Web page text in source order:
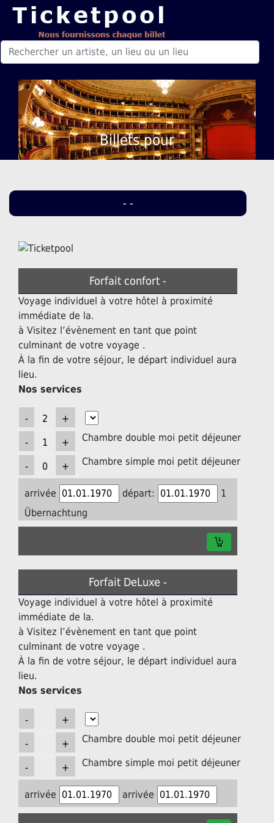
Billets pour
- -
Forfait confort -
Voyage individuel à votre hôtel à proximité
immédiate de la.
à Visitez l’évènement en tant que point
culminant de votre voyage .
À la fin de votre séjour, le départ individuel aura
lieu.
Nos services
Chambre double moi petit déjeuner
Chambre simple moi petit déjeuner
arrivée départ:
1
Übernachtung
Forfait DeLuxe -
Voyage individuel à votre hôtel à proximité
immédiate de la.
à Visitez l’évènement en tant que point
culminant de votre voyage .
À la fin de votre séjour, le départ individuel aura
lieu.
Nos services
Chambre double moi petit déjeuner
Chambre simple moi petit déjeuner
arrivée arrivée